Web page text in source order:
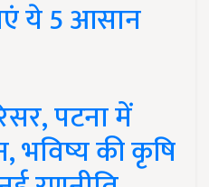
ये 5 आसान
पटना में
भविष्य की कृषि